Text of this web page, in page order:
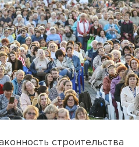
строительства